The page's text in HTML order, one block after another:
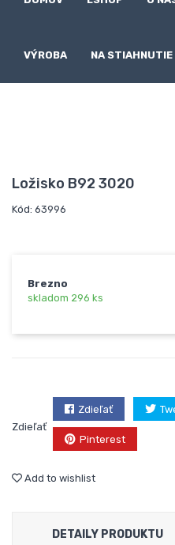
VÝROBA NA STIAHNUTIE
Ložisko B92 3020
Kód: 63996
Brezno
skladom 296 ks
Zdieľať
Zdieľať
Pinterest
Add to wishlist
DETAILY PRODUKTU